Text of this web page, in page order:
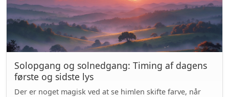
Solopgang og solnedgang: Timing af dagens
første og sidste lys
Der er noget magisk ved at se himlen skifte farve, når